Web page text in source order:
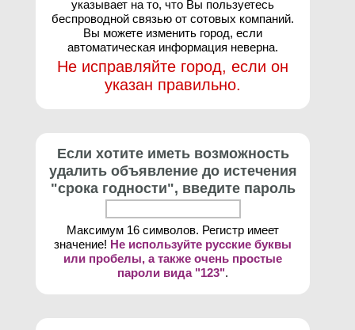
указывает на то, что Вы пользуетесь
беспроводной связью от сотовых компаний.
Вы можете изменить город, если
автоматическая информация неверна.
Не исправляйте город, если он
указан правильно.
Если хотите иметь возможность
удалить объявление до истечения
"срока годности", введите пароль
Максимум 16 символов. Регистр имеет
значение! Не используйте русские буквы
или пробелы, а также очень простые
пароли вида "123".